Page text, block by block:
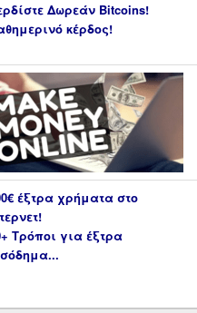
Δωρεάν Bitcoins!
κέρδος!
έξτρα χρήματα στο
Τρόποι για έξτρα